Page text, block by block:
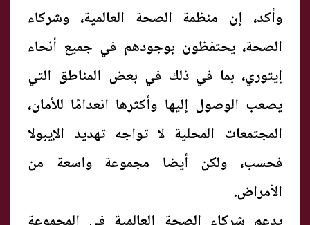
وأكد، إن منظمة الصحة العالمية، وشركاء
الصحة، يحتفظون بوجودهم في جميع أنحاء
إيتوري، بما في ذلك في بعض المناطق التي
يصعب الوصول إليها وأكثرها انعدامًا للأمان،
المجتمعات المحلية لا تواجه تهديد الإيبولا
فحسب، ولكن أيضا مجموعة واسعة من
الأمراض.